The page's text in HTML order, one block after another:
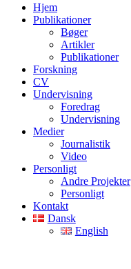
Hjem
Publikationer
Bøger
Artikler
Publikationer
Forskning
CV
Undervisning
Foredrag
Undervisning
Medier
Journalistik
Video
Personligt
Andre Projekter
Personligt
Kontakt
Dansk
English